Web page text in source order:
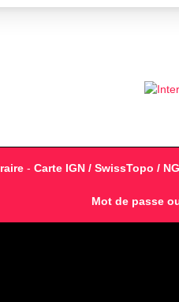
- Carte IGN / SwissTopo /
Mot de passe